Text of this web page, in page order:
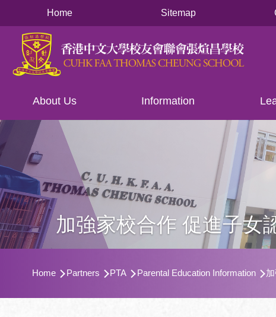
移至主內容
Home Sitemap
navigation
About Us Information
加強家校合作 促進子女
航
連
Home Partners PTA Parental Education Information 加